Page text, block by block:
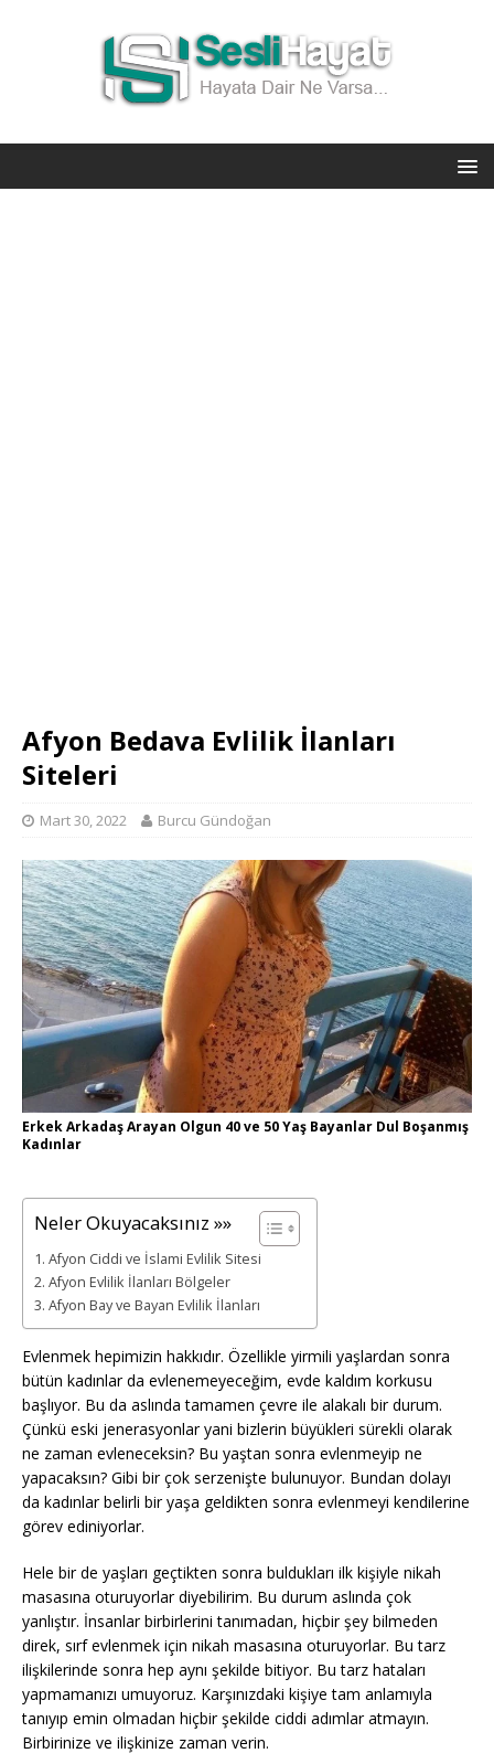
Afyon Bedava Evlilik İlanları
Siteleri
Mart 30, 2022 Burcu Gündoğan
Erkek Arkadaş Arayan Olgun 40 ve 50 Yaş Bayanlar Dul Boşanmış
Kadınlar
Neler Okuyacaksınız »»
Afyon Ciddi ve İslami Evlilik Sitesi
Afyon Evlilik İlanları Bölgeler
Afyon Bay ve Bayan Evlilik İlanları
Evlenmek hepimizin hakkıdır. Özellikle yirmili yaşlardan sonra
bütün kadınlar da evlenemeyeceğim, evde kaldım korkusu
başlıyor. Bu da aslında tamamen çevre ile alakalı bir durum.
Çünkü eski jenerasyonlar yani bizlerin büyükleri sürekli olarak
ne zaman evleneceksin? Bu yaştan sonra evlenmeyip ne
yapacaksın? Gibi bir çok serzenişte bulunuyor. Bundan dolayı
da kadınlar belirli bir yaşa geldikten sonra evlenmeyi kendilerine
görev ediniyorlar.
Hele bir de yaşları geçtikten sonra buldukları ilk kişiyle nikah
masasına oturuyorlar diyebilirim. Bu durum aslında çok
yanlıştır. İnsanlar birbirlerini tanımadan, hiçbir şey bilmeden
direk, sırf evlenmek için nikah masasına oturuyorlar. Bu tarz
ilişkilerinde sonra hep aynı şekilde bitiyor. Bu tarz hataları
yapmamanızı umuyoruz. Karşınızdaki kişiye tam anlamıyla
tanıyıp emin olmadan hiçbir şekilde ciddi adımlar atmayın.
Birbirinize ve ilişkinize zaman verin.